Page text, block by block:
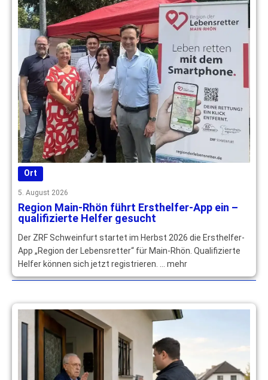
Ort
5. August 2026
Region Main-Rhön führt Ersthelfer-App ein –
qualifizierte Helfer gesucht
Der ZRF Schweinfurt startet im Herbst 2026 die Ersthelfer-
App „Region der Lebensretter“ für Main-Rhön. Qualifizierte
Helfer können sich jetzt registrieren. … mehr